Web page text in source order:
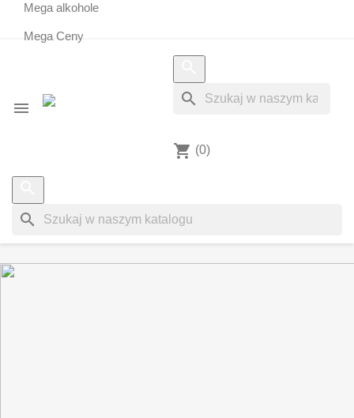
Mega alkohole
Mega Ceny

search
shopping_cart (0)
search